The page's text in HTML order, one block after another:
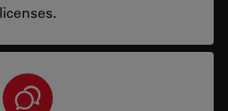
licenses.